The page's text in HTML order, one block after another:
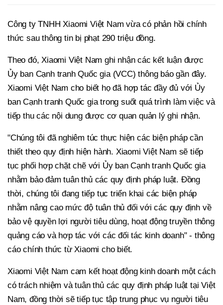
Công ty TNHH Xiaomi Việt Nam vừa có phản hồi chính
thức sau thông tin bị phạt 290 triệu đồng.
Theo đó, Xiaomi Việt Nam ghi nhận các kết luận được
Ủy ban Cạnh tranh Quốc gia (VCC) thông báo gần đây.
Xiaomi Việt Nam cho biết họ đã hợp tác đầy đủ với Ủy
ban Cạnh tranh Quốc gia trong suốt quá trình làm việc và
tiếp thu các nội dung được cơ quan quản lý ghi nhận.
"Chúng tôi đã nghiêm túc thực hiện các biện pháp cần
thiết theo quy định hiện hành. Xiaomi Việt Nam sẽ tiếp
tục phối hợp chặt chẽ với Ủy ban Cạnh tranh Quốc gia
nhằm bảo đảm tuân thủ các quy định pháp luật. Đồng
thời, chúng tôi đang tiếp tục triển khai các biện pháp
nhằm nâng cao mức độ tuân thủ đối với các quy định về
bảo vệ quyền lợi người tiêu dùng, hoạt động truyền thông
quảng cáo và hợp tác với các đối tác kinh doanh" - thông
cáo chính thức từ Xiaomi cho biết.
Xiaomi Việt Nam cam kết hoạt động kinh doanh một cách
có trách nhiệm và tuân thủ các quy định pháp luật tại Việt
Nam, đồng thời sẽ tiếp tục tập trung phục vụ người tiêu